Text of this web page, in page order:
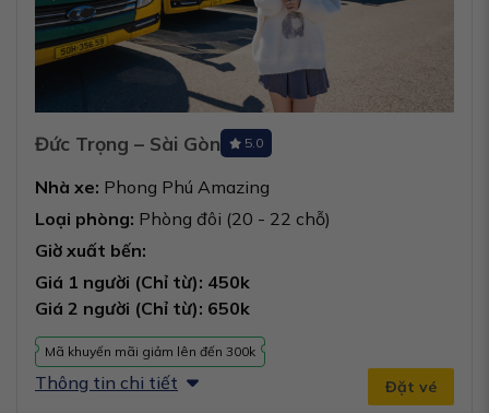
Đức Trọng – Sài Gòn 5.0
Nhà xe: Phong Phú Amazing
Loại phòng: Phòng đôi (20 - 22 chỗ)
Giờ xuất bến:
Giá 1 người (Chỉ từ): 450k
Giá 2 người (Chỉ từ): 650k
Mã khuyến mãi giảm lên đến 300k
Thông tin chi tiết Đặt vé